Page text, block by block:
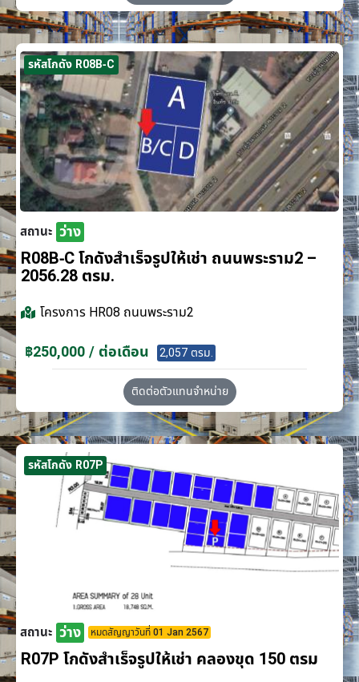
รหัสโกดัง R08B-C
สถานะ ว่าง
R08B-C โกดังสำเร็จรูปให้เช่า ถนนพระราม2 –
2056.28 ตรม.
โครงการ HR08 ถนนพระราม2
฿250,000 / ต่อเดือน 2,057 ตรม.
ติดต่อตัวแทนจำหน่าย
รหัสโกดัง R07P
สถานะ ว่าง หมดสัญญาวันที่ 01 Jan 2567
R07P โกดังสำเร็จรูปให้เช่า คลองขุด 150 ตรม